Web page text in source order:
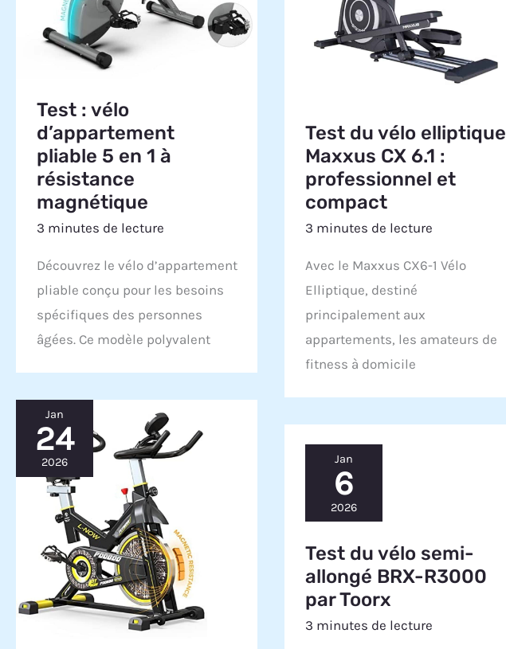
Test : vélo
d’appartement
pliable 5 en 1 à
résistance
magnétique
3 minutes de lecture
Découvrez le vélo d’appartement
pliable conçu pour les besoins
spécifiques des personnes
âgées. Ce modèle polyvalent
Test du vélo elliptique
Maxxus CX 6.1 :
professionnel et
compact
3 minutes de lecture
Avec le Maxxus CX6-1 Vélo
Elliptique, destiné
principalement aux
appartements, les amateurs de
fitness à domicile
Jan
24
2026 Jan
6
2026
Test du vélo semi-
allongé BRX-R3000
par Toorx
3 minutes de lecture